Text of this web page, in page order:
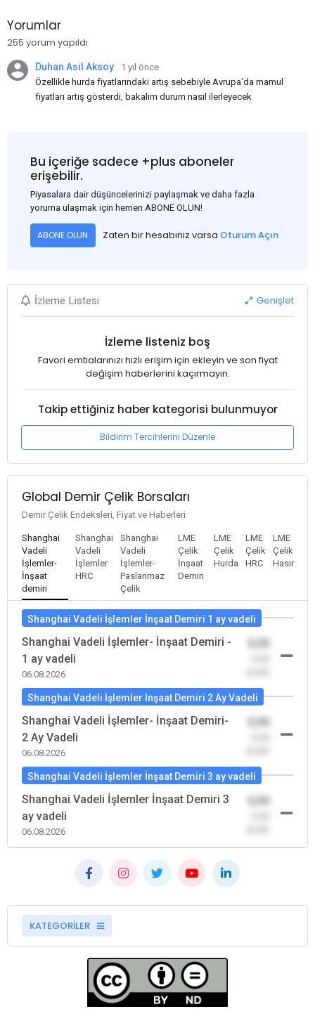
Yorumlar
255 yorum yapıldı
Duhan Asil Aksoy
1 yıl önce
Özellikle hurda fiyatlarındaki artış sebebiyle Avrupa'da mamul
fiyatları artış gösterdi, bakalım durum nasıl ilerleyecek
Bu içeriğe sadece +plus aboneler
erişebilir.
Piyasalara dair düşüncelerinizi paylaşmak ve daha fazla
yoruma ulaşmak için hemen ABONE OLUN!
ABONE OLUN Zaten bir hesabınız varsa Oturum Açın
İzleme Listesi Genişlet
İzleme listeniz boş
Favori emtialarınızı hızlı erişim için ekleyin ve son fiyat
değişim haberlerini kaçırmayın.
Takip ettiğiniz haber kategorisi bulunmuyor
Bildirim Tercihlerini Düzenle
Global Demir Çelik Borsaları
Demir Çelik Endeksleri, Fiyat ve Haberleri
Shanghai
Vadeli
İşlemler-
İnşaat
demiri
Shanghai
Vadeli
İşlemler
HRC
Shanghai
Vadeli
İşlemler-
Paslanmaz
Çelik
LME
Çelik
İnşaat
Demiri
LME
Çelik
Hurda
LME
Çelik
HRC
LME
Çelik
Hasır
Shanghai Vadeli İşlemler İnşaat Demiri 1 ay vadeli
Shanghai Vadeli İşlemler- İnşaat Demiri -
1 ay vadeli
06.08.2026
Shanghai Vadeli İşlemler İnşaat Demiri 2 Ay Vadeli
Shanghai Vadeli İşlemler- İnşaat Demiri-
2 Ay Vadeli
06.08.2026
Shanghai Vadeli İşlemler İnşaat Demiri 3 ay vadeli
Shanghai Vadeli İşlemler İnşaat Demiri 3
ay vadeli
06.08.2026
KATEGORİLER